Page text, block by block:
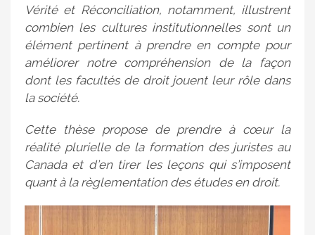
Vérité et Réconciliation, notamment, illustrent
combien les cultures institutionnelles sont un
élément pertinent à prendre en compte pour
améliorer notre compréhension de la façon
dont les facultés de droit jouent leur rôle dans
la société.
Cette thèse propose de prendre à cœur la
réalité plurielle de la formation des juristes au
Canada et d’en tirer les leçons qui s’imposent
quant à la règlementation des études en droit.